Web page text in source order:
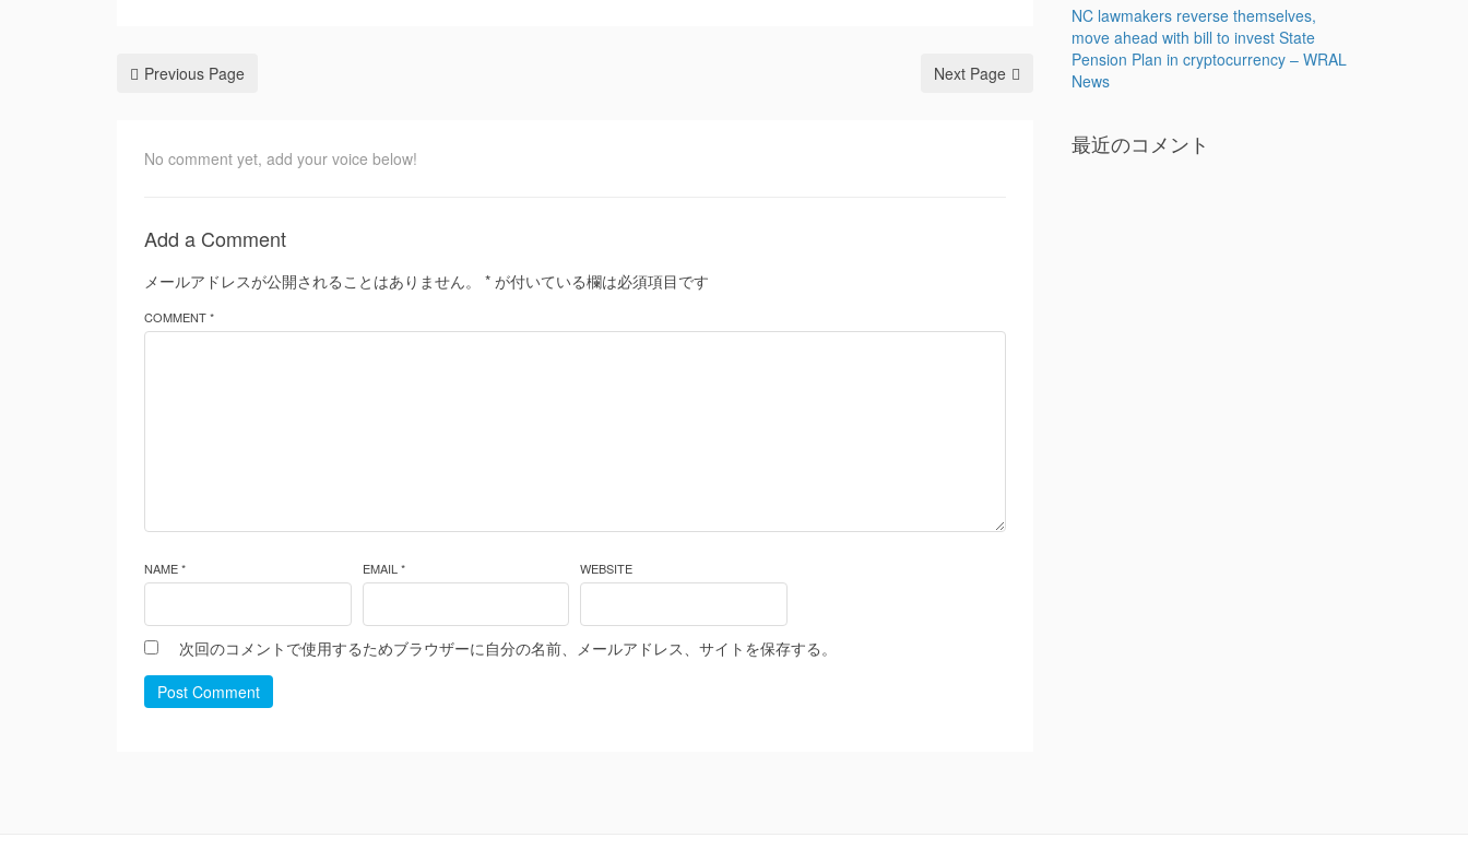
Previous Page Next Page
No comment yet, add your voice below!
Add a Comment
メールアドレスが公開されることはありません。 * が付いている欄は必須項目です
COMMENT *
NAME * EMAIL * WEBSITE
次回のコメントで使用するためブラウザーに自分の名前、メールアドレス、サイトを保存する。
Post Comment
NC lawmakers reverse themselves,
move ahead with bill to invest State
Pension Plan in cryptocurrency – WRAL
News
最近のコメント